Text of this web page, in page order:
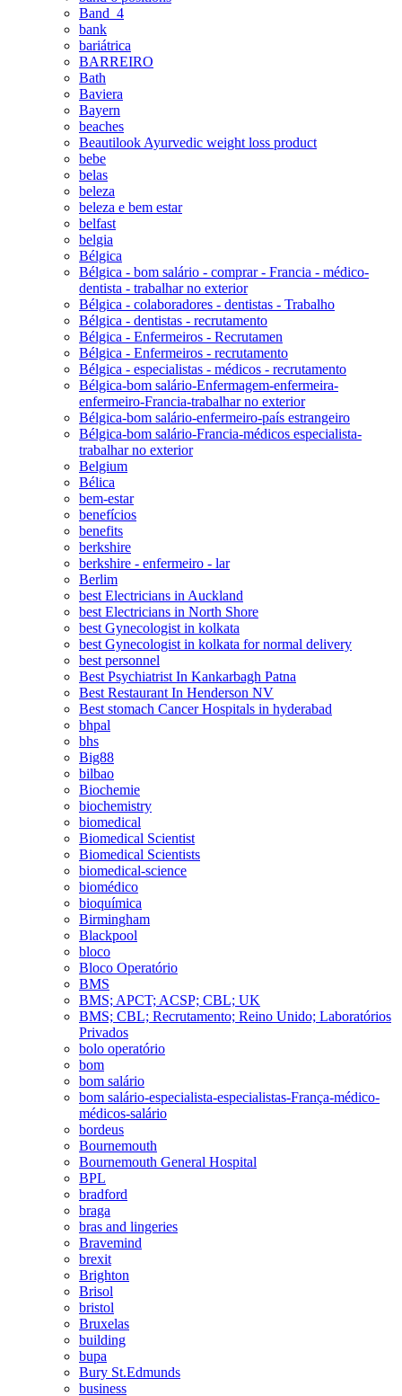
Band_4
bank
bariátrica
BARREIRO
Bath
Baviera
Bayern
beaches
Beautilook Ayurvedic weight loss product
bebe
belas
beleza
beleza e bem estar
belfast
belgia
Bélgica
Bélgica - bom salário - comprar - Francia - médico-
dentista - trabalhar no exterior
Bélgica - colaboradores - dentistas - Trabalho
Bélgica - dentistas - recrutamento
Bélgica - Enfermeiros - Recrutamen
Bélgica - Enfermeiros - recrutamento
Bélgica - especialistas - médicos - recrutamento
Bélgica-bom salário-Enfermagem-enfermeira-
enfermeiro-Francia-trabalhar no exterior
Bélgica-bom salário-enfermeiro-país estrangeiro
Bélgica-bom salário-Francia-médicos especialista-
trabalhar no exterior
Belgium
Bélica
bem-estar
benefícios
benefits
berkshire
berkshire - enfermeiro - lar
Berlim
best Electricians in Auckland
best Electricians in North Shore
best Gynecologist in kolkata
best Gynecologist in kolkata for normal delivery
best personnel
Best Psychiatrist In Kankarbagh Patna
Best Restaurant In Henderson NV
Best stomach Cancer Hospitals in hyderabad
bhpal
bhs
Big88
bilbao
Biochemie
biochemistry
biomedical
Biomedical Scientist
Biomedical Scientists
biomedical-science
biomédico
bioquímica
Birmingham
Blackpool
bloco
Bloco Operatório
BMS
BMS; APCT; ACSP; CBL; UK
BMS; CBL; Recrutamento; Reino Unido; Laboratórios
Privados
bolo operatório
bom
bom salário
bom salário-especialista-especialistas-França-médico-
médicos-salário
bordeus
Bournemouth
Bournemouth General Hospital
BPL
bradford
braga
bras and lingeries
Bravemind
brexit
Brighton
Brisol
bristol
Bruxelas
building
bupa
Bury St.Edmunds
business